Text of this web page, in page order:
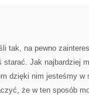
tak, na pewno
Jak najbardziej
dzięki nim jesteśmy
że w ten sposób